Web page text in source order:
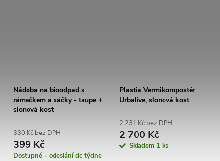
Nádoba na bioodpad s
rámečkem a sáčky - taupe +
slonová kost
330 Kč bez DPH
399 Kč
Dostupné - odeslání do týdne
Plastia Vermikompostér
Urbalive, slonová kost
2 231 Kč bez DPH
2 700 Kč
Skladem 1 ks